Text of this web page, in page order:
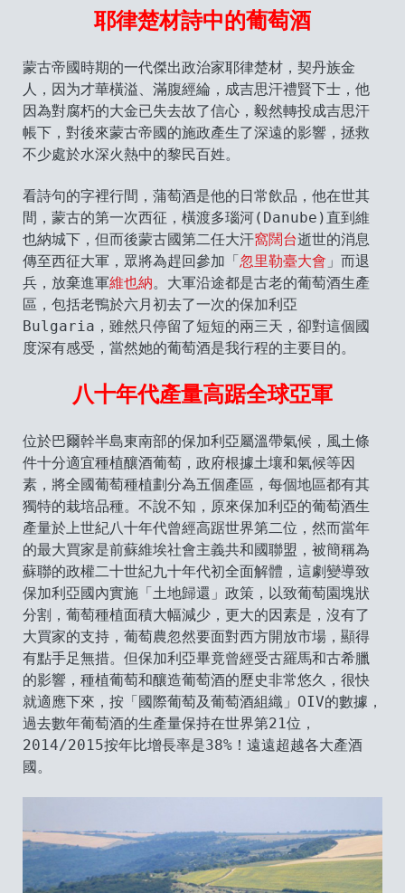
耶律楚材詩中的葡萄酒
蒙古帝國時期的一代傑出政治家耶律楚材，契丹族金
人，因为才華橫溢、滿腹經綸，成吉思汗禮賢下士，他
因為對腐朽的大金已失去故了信心，毅然轉投成吉思汗
帳下，對後來蒙古帝國的施政產生了深遠的影響，拯救
不少處於水深火熱中的黎民百姓。
看詩句的字裡行間，蒲萄酒是他的日常飲品，他在世其
間，蒙古的第一次西征，橫渡多瑙河(Danube)直到維
也納城下，但而後蒙古國第二任大汗窩闊台逝世的消息
傳至西征大軍，眾將為趕回參加「忽里勒臺大會 」而退
兵，放棄進軍維也納。大軍沿途都是古老的葡萄酒生產
區，包括老鴨於六月初去了一次的保加利亞
Bulgaria，雖然只停留了短短的兩三天，卻對這個國
度深有感受，當然她的葡萄酒是我行程的主要目的。
八十年代產量高踞全球亞軍
位於巴爾幹半島東南部的保加利亞屬溫帶氣候，風土條
件十分適宜種植釀酒葡萄，政府根據土壤和氣候等因
素，將全國葡萄種植劃分為五個產區，每個地區都有其
獨特的栽培品種。不說不知，原來保加利亞的葡萄酒生
產量於上世紀八十年代曾經高踞世界第二位，然而當年
的最大買家是前蘇維埃社會主義共和國聯盟，被簡稱為
蘇聯的政權二十世紀九十年代初全面解體，這劇變導致
保加利亞國內實施「土地歸還」政策，以致葡萄園塊狀
分割，葡萄種植面積大幅減少，更大的因素是，沒有了
大買家的支持，葡萄農忽然要面對西方開放市場，顯得
有點手足無措。但保加利亞畢竟曾經受古羅馬和古希臘
的影響，種植葡萄和釀造葡萄酒的歷史非常悠久，很快
就適應下來，按「國際葡萄及葡萄酒組織」OIV的數據，
過去數年葡萄酒的生產量保持在世界第21位，
2014/2015按年比增長率是38%！遠遠超越各大產酒
國。